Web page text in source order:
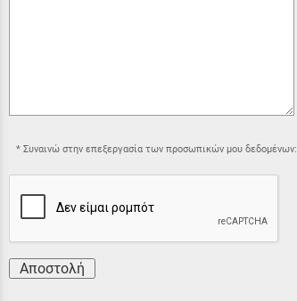
Συναινώ στην επεξεργασία των προσωπικών μου δεδομένων:
Αποστολή